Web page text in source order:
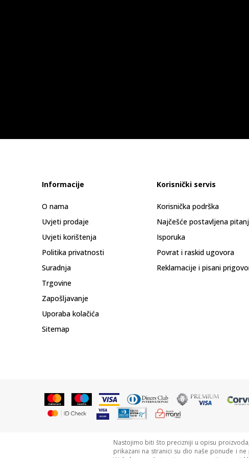
Informacije
O nama
Uvjeti prodaje
Uvjeti korištenja
Politika privatnosti
Suradnja
Trgovine
Zapošljavanje
Uporaba kolačića
Sitemap
Korisnički servis
Korisnička podrška
Najčešće postavljena
Isporuka
Povrat i raskid ugovora
Reklamacije i pisani
Nastojimo biti što precizniji u opisu
prikazani na stranici su dio naše ponude i